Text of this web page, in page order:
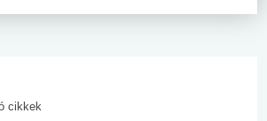
cikkek